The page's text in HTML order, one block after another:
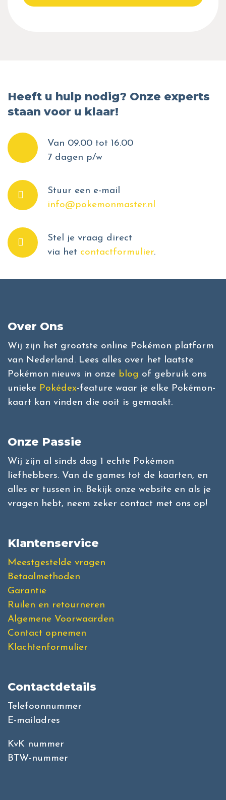
Heeft u hulp nodig? Onze experts
staan voor u klaar!
Van 09.00 tot 16.00
7 dagen p/w
Stuur een e-mail
info@pokemonmaster.nl
Stel je vraag direct
via het contactformulier.
Over Ons
Wij zijn het grootste online Pokémon platform
van Nederland. Lees alles over het laatste
Pokémon nieuws in onze blog of gebruik ons
unieke Pokédex-feature waar je elke Pokémon-
kaart kan vinden die ooit is gemaakt.
Onze Passie
Wij zijn al sinds dag 1 echte Pokémon
liefhebbers. Van de games tot de kaarten, en
alles er tussen in. Bekijk onze website en als je
vragen hebt, neem zeker contact met ons op!
Klantenservice
Meestgestelde vragen
Betaalmethoden
Garantie
Ruilen en retourneren
Algemene Voorwaarden
Contact opnemen
Klachtenformulier
Contactdetails
Telefoonnummer
E-mailadres
KvK nummer
BTW-nummer